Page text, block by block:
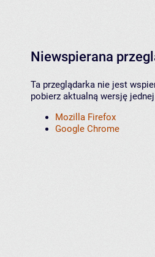
Niewspierana
Ta przeglądarka nie jest
pobierz aktualną wersję
Mozilla Firefox
Google Chrome